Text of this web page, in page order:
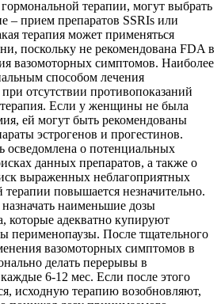
терапии, могут выбрать
– прием препаратов SSRIs или
терапия может применяться
поскольку не рекомендована FDA в
вазомоторных симптомов. Наиболее
способом лечения
отсутствии противопоказаний
терапия. Если у женщины не была
ей могут быть рекомендованы
эстрогенов и прогестинов.
осведомлена о потенциальных
данных препаратов, а также о
выраженных неблагоприятных
повышается незначительно.
наименьшие дозы
которые адекватно купируют
перименопаузы. После тщательного
вазомоторных симптомов в
делать перерывы в
6-12 мес. Если после этого
исходную терапию возобновляют,